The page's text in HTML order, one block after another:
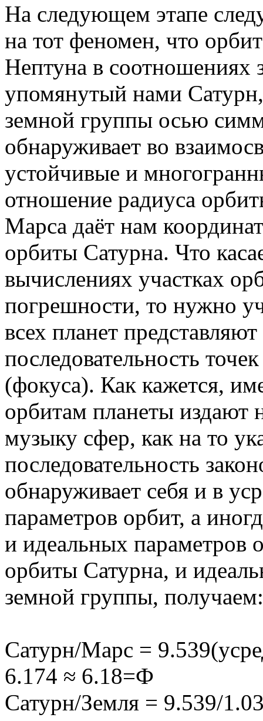
На следующем этапе
на тот феномен, что
Нептуна в соотношениях
упомянутый нами
земной группы осью
обнаруживает во
устойчивые и
отношение радиуса
Марса даёт нам
орбиты Сатурна. Что
вычислениях участках
погрешности, то нужно
всех планет
последовательность
(фокуса). Как кажется,
орбитам планеты издают
музыку сфер, как на то
последовательность
обнаруживает себя и в
параметров орбит, а
и идеальных параметров
орбиты Сатурна, и
земной группы, получаем:
Сатурн/Марс =
6.174 ≈ 6.18=Ф
Сатурн/Земля = 9.539/